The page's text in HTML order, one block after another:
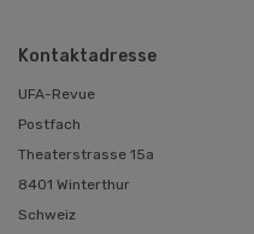
Kontaktadresse
UFA-Revue
Postfach
Theaterstrasse 15a
8401 Winterthur
Schweiz